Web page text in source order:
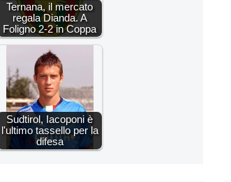
Ternana, il mercato
regala Dianda. A
Foligno 2-2 in Coppa
Sudtirol, Iacoponi è
l'ultimo tassello per la
difesa